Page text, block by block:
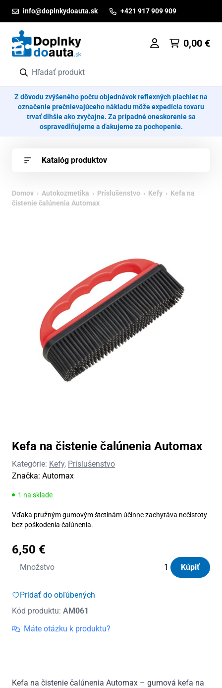
info@doplnkydoauta.sk +421 917 909 909
0,00 €
Z dôvodu zvýšeného počtu objednávok reflexných plachiet na
označenie prečnievajúceho nákladu môže expedícia tovaru
trvať dlhšie ako zvyčajne. Za prípadné oneskorenie sa
ospravedlňujeme a ďakujeme za pochopenie.
Katalóg produktov
Domov › Autokozmetika › Príslušenstvo › Kefy › Kefa na
čistenie čalúnenia Automax
Kefa na čistenie čalúnenia Automax
Kategórie: Kefy, Príslušenstvo
Značka: Automax
1 na sklade
Vďaka pružným gumovým štetinám účinne zachytáva nečistoty
bez poškodenia čalúnenia.
6,50 €
Množstvo
množstvo
na
čalúnenia
Automax
Kúpiť
Pridať do obľúbených
Kód produktu: AM061
Máte otázku k produktu?
Kefa na čistenie čalúnenia Automax – gumová kefa na